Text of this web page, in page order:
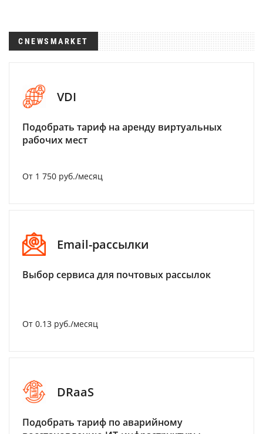
CNEWSMARKET
VDI
Подобрать тариф на аренду виртуальных
рабочих мест
От 1 750 руб./месяц
Email-рассылки
Выбор сервиса для почтовых рассылок
От 0.13 руб./месяц
DRaaS
Подобрать тариф по аварийному